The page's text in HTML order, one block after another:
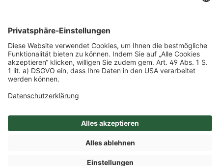
Impressum Datenschutz
AGB
Cookie-Einstellungen
Compliance